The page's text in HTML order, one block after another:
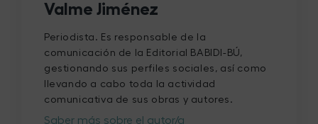
Valme Jiménez
Periodista. Es responsable de la
comunicación de la Editorial BABIDI-BÚ,
gestionando sus perfiles sociales, así como
llevando a cabo toda la actividad
comunicativa de sus obras y autores.
Saber más sobre el autor/a